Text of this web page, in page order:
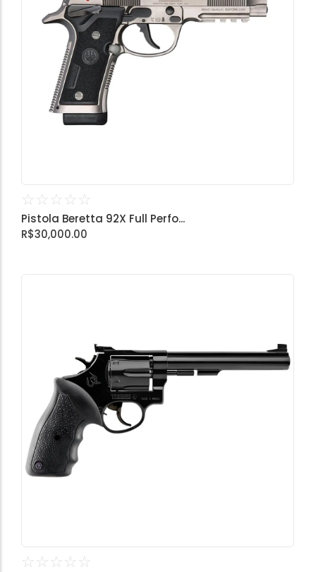
☆ ☆ ☆ ☆ ☆
Pistola Beretta 92X Full Perfo...
R$30,000.00
☆ ☆ ☆ ☆ ☆